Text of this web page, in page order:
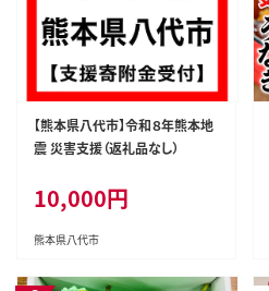
【熊本県八代市】令和８年熊本地
震 災害支援（返礼品なし）
10,000円
熊本県八代市